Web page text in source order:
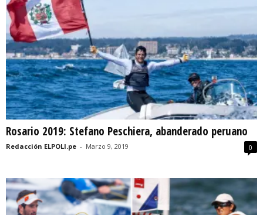
Rosario 2019: Stefano Peschiera, abanderado peruano
Redacción ELPOLI.pe - Marzo 9, 2019 0